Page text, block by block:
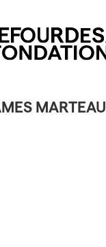
MARTEAU